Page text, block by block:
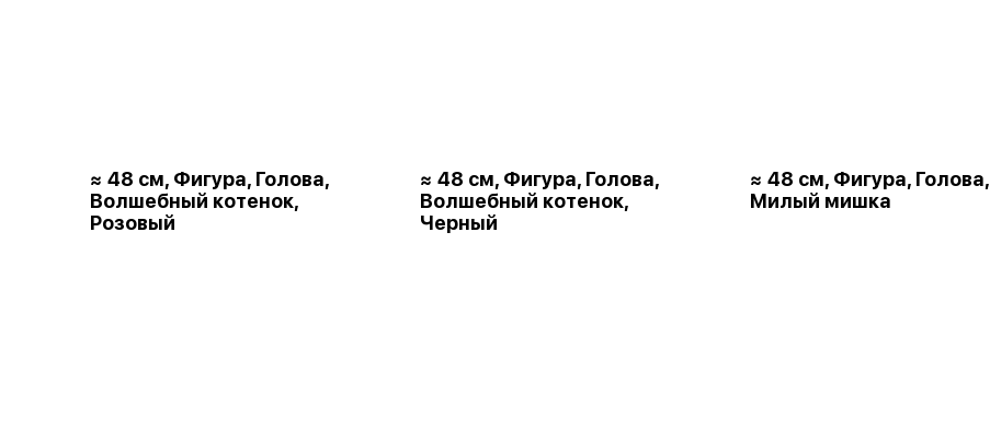
≈ 48 см, Фигура, Голова,
Волшебный котенок,
Розовый
≈ 48 см, Фигура, Голова,
Волшебный котенок,
Черный
≈ 48 см, Фигура, Голова,
Милый мишка